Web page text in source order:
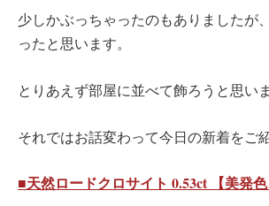
少しかぶっちゃったのもありましたが
ったと思います。
とりあえず部屋に並べて飾ろうと思い
それではお話変わって今日の新着をご
■天然ロードクロサイト 0.53ct 【美発